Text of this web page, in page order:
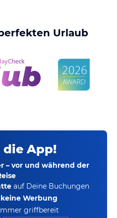
Urlaub
die App!
– vor und während der
auf Deine Buchungen
keine Werbung
griffbereit